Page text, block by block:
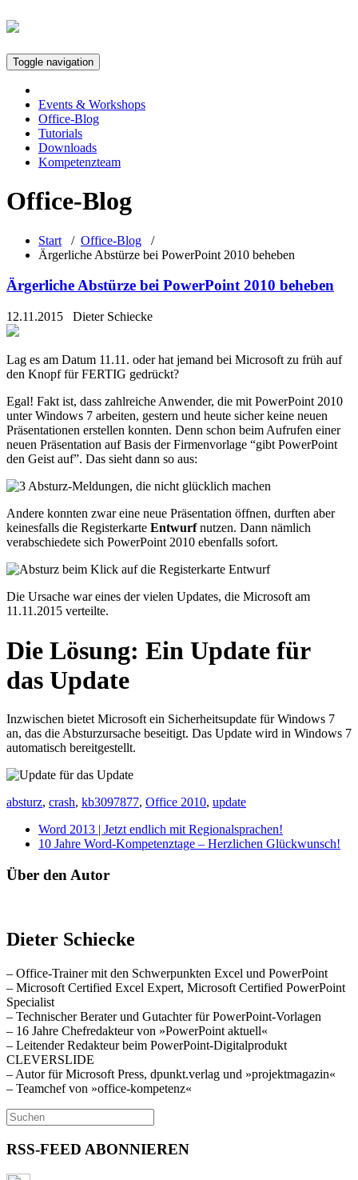
Toggle navigation
Events & Workshops
Office-Blog
Tutorials
Downloads
Kompetenzteam
Office-Blog
Start / Office-Blog /
Ärgerliche Abstürze bei PowerPoint 2010 beheben
Ärgerliche Abstürze bei PowerPoint 2010 beheben
12.11.2015 Dieter Schiecke
Lag es am Datum 11.11. oder hat jemand bei Microsoft zu früh auf
den Knopf für FERTIG gedrückt?
Egal! Fakt ist, dass zahlreiche Anwender, die mit PowerPoint 2010
unter Windows 7 arbeiten, gestern und heute sicher keine neuen
Präsentationen erstellen konnten. Denn schon beim Aufrufen einer
neuen Präsentation auf Basis der Firmenvorlage “gibt PowerPoint
den Geist auf”. Das sieht dann so aus:
Andere konnten zwar eine neue Präsentation öffnen, durften aber
keinesfalls die Registerkarte Entwurfnutzen. Dann nämlich
verabschiedete sich PowerPoint 2010 ebenfalls sofort.
Die Ursache war eines der vielen Updates, die Microsoft am
11.11.2015 verteilte.
Die Lösung: Ein Update für
das Update
Inzwischen bietet Microsoft ein Sicherheitsupdate für Windows 7
an, das die Absturzursache beseitigt. Das Update wird in Windows 7
automatisch bereitgestellt.
absturz, crash, kb3097877, Office 2010, update
Word 2013 | Jetzt endlich mit Regionalsprachen!
10 Jahre Word-Kompetenztage – Herzlichen Glückwunsch!
Über den Autor
Dieter Schiecke
– Office-Trainer mit den Schwerpunkten Excel und PowerPoint
– Microsoft Certified Excel Expert, Microsoft Certified PowerPoint
Specialist
– Technischer Berater und Gutachter für PowerPoint-Vorlagen
– 16 Jahre Chefredakteur von »PowerPoint aktuell«
– Leitender Redakteur beim PowerPoint-Digitalprodukt
CLEVERSLIDE
– Autor für Microsoft Press, dpunkt.verlag und »projektmagazin«
– Teamchef von »office-kompetenz«
RSS-FEED ABONNIEREN